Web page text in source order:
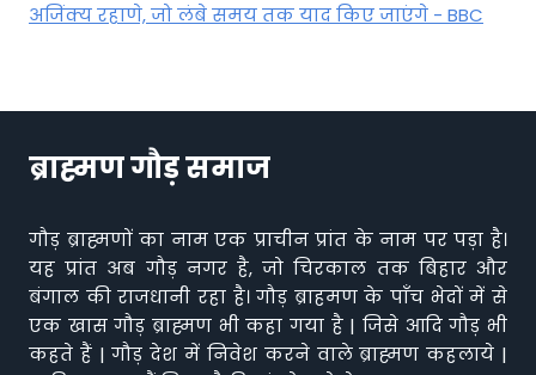
अजिंक्य रहाणे, जो लंबे समय तक याद किए जाएंगे - BBC
ब्राह्मण गौड़ समाज
गौड़ ब्राह्मणों का नाम एक प्राचीन प्रांत के नाम पर पड़ा है।
यह प्रांत अब गौड़ नगर है, जो चिरकाल तक बिहार और
बंगाल की राजधानी रहा है। गौड़ ब्राहमण के पाँच भेदों में से
एक खास गौड़ ब्राह्मण भी कहा गया है | जिसे आदि गौड़ भी
कहते हैं | गौड़ देश में निवेश करने वाले ब्राह्मण कहलाये |